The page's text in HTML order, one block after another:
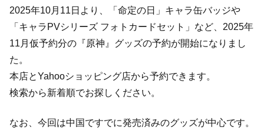
2025年10月11日より、「命定の日」キャラ缶バッジや
「キャラPVシリーズ フォトカードセット」など、2025年
11月仮予約分の『原神』グッズの予約が開始になりまし
た。
本店とYahooショッピング店から予約できます。
検索から新着順でお探しください。
なお、今回は中国ですでに発売済みのグッズが中心です。